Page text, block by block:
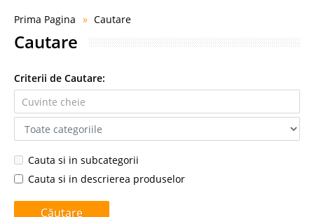
Prima Pagina Cautare
Cautare
Criterii de Cautare:
Cauta si in subcategorii
Cauta si in descrierea produselor